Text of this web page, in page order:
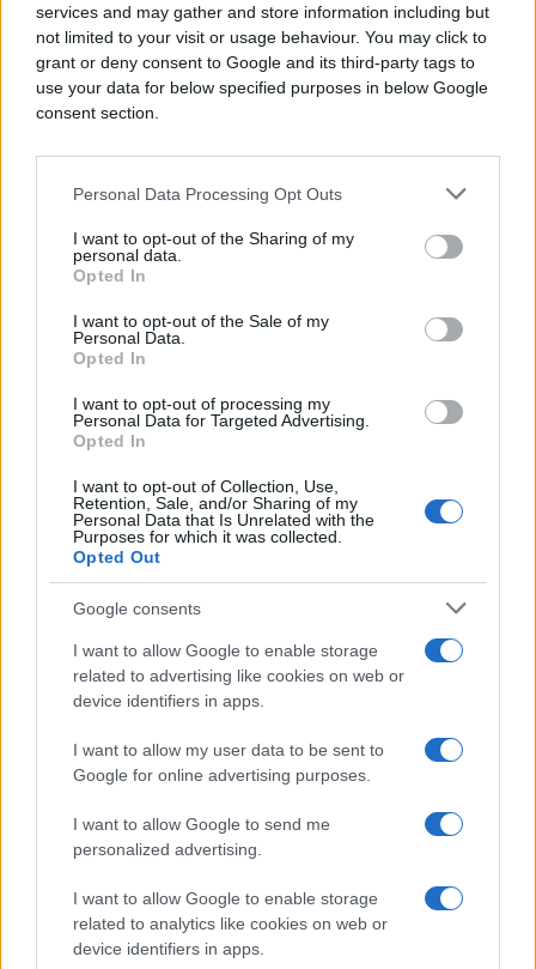
services and may gather and store information including but
not limited to your visit or usage behaviour. You may click to
grant or deny consent to Google and its third-party tags to
use your data for below specified purposes in below Google
consent section.
Personal Data Processing Opt Outs
I want to opt-out of the Sharing of my
personal data.
Opted In
I want to opt-out of the Sale of my
Personal Data.
Opted In
I want to opt-out of processing my
Personal Data for Targeted Advertising.
Opted In
I want to opt-out of Collection, Use,
Retention, Sale, and/or Sharing of my
Personal Data that Is Unrelated with the
Purposes for which it was collected.
Opted Out
Google consents
I want to allow Google to enable storage
related to advertising like cookies on web or
device identifiers in apps.
I want to allow my user data to be sent to
Google for online advertising purposes.
I want to allow Google to send me
personalized advertising.
I want to allow Google to enable storage
related to analytics like cookies on web or
device identifiers in apps.
#djevojke #facebook
#Avion #let #uvreda
#objava